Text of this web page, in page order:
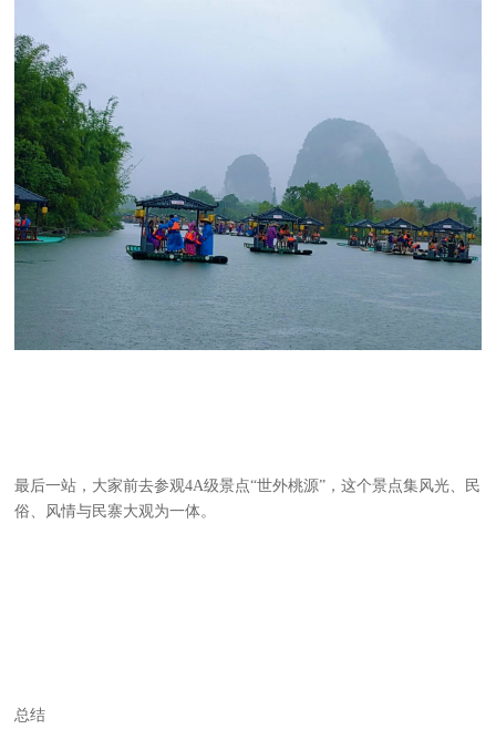
最后一站，大家前去参观4A级景点“世外桃源”，这个景点集风光、民
俗、风情与民寨大观为一体。
总结